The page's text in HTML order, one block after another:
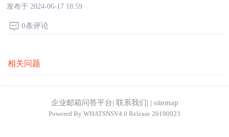
发布于 2024-06-17 18:59
0条评论
相关问题
企业邮箱问答平台| 联系我们 | | sitemap
Powered By WHATSNSV4.0 Release 20190923